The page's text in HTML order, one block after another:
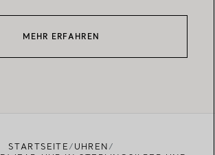
MEHR ERFAHREN
STARTSEITE
UHREN